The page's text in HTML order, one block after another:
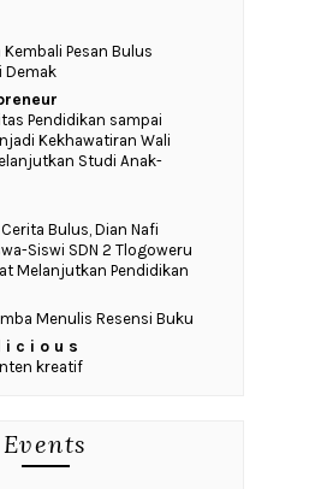
Pesan Bulus
Demak
Pendidikan sampai
Kekhawatiran Wali
Studi Anak-
Bulus, Dian Nafi
Siswi SDN 2 Tlogoweru
Melanjutkan Pendidikan
Menulis Resensi Buku
i c i o u s
kreatif
Events